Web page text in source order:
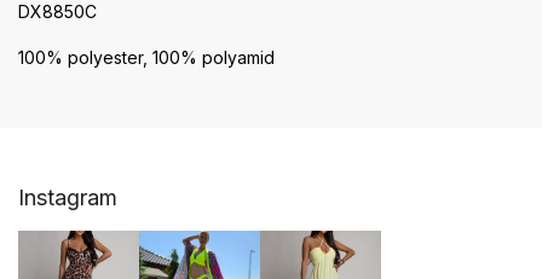
DX8850C
100% polyester, 100% polyamid
Instagram